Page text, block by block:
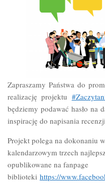
Zapraszamy Państwa do
realizację projektu
będziemy podawać hasło na
inspirację do napisania
Projekt polega na dokonaniu
kalendarzowym trzech
opublikowane na fanpage
biblioteki https://